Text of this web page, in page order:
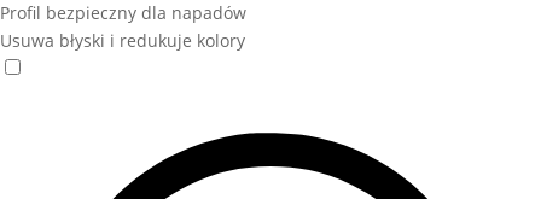
Profil bezpieczny dla napadów
Usuwa błyski i redukuje kolory